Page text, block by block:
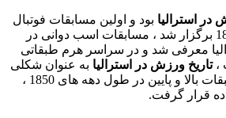
در استرالیا بود و اولین مسابقات فوتبال
در آنجا در اوایل سال 1829 برگزار شد ، مسابقات اسب دوانی در
در استرالیا معرفی شد و در سراسر هرم طبقاتی
،تاریخ ورزش در استرالیا به عنوان شکلی
از ادغام اجتماعی بین طبقات بالا و پایین در طول دهه های 1850 ،